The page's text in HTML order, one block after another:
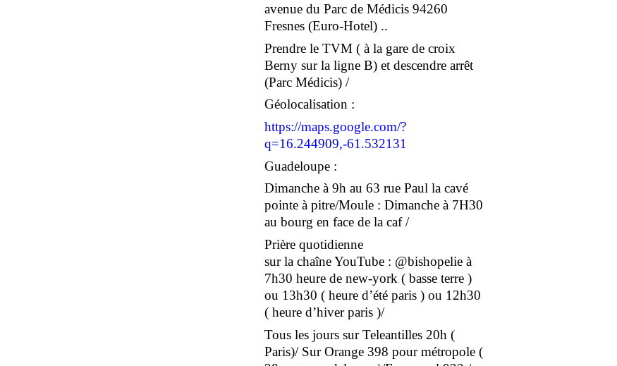
avenue du Parc de Médicis 94260
Fresnes (Euro-Hotel) ..
Prendre le TVM ( à la gare de croix
Berny sur la ligne B) et descendre arrêt
(Parc Médicis) /
Géolocalisation :
https://maps.google.com/?
q=16.244909,-61.532131
Guadeloupe :
Dimanche à 9h au 63 rue Paul la cavé
pointe à pitre/Moule : Dimanche à 7H30
au bourg en face de la caf /
Prière quotidienne
sur la chaîne YouTube : @bishopelie à
7h30 heure de new-york ( basse terre )
ou 13h30 ( heure d’été paris ) ou 12h30
( heure d’hiver paris )/
Tous les jours sur Teleantilles 20h (
Paris)/ Sur Orange 398 pour métropole (